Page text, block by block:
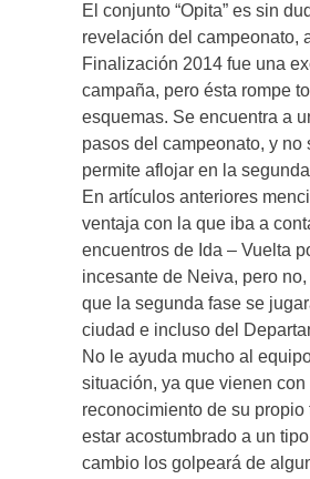
El conjunto “Opita” es sin
revelación del campeonato,
Finalización 2014 fue una
campaña, pero ésta rompe
esquemas. Se encuentra a
pasos del campeonato, y no
permite aflojar en la
En artículos anteriores
ventaja con la que iba a
encuentros de Ida – Vuelta
incesante de Neiva, pero
que la segunda fase se
ciudad e incluso del
No le ayuda mucho al
situación, ya que vienen con
reconocimiento de su propio
estar acostumbrado a un
cambio los golpeará de